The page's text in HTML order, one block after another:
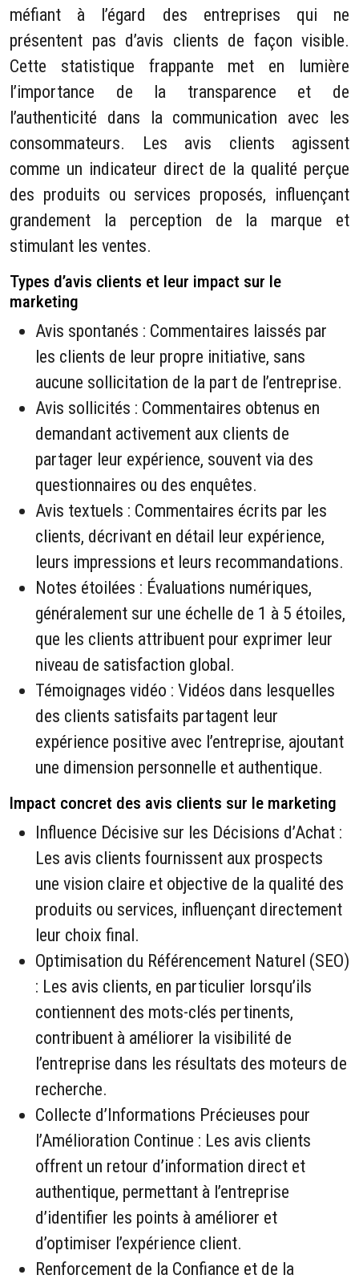
méfiant à l’égard des entreprises qui ne
présentent pas d’avis clients de façon visible.
Cette statistique frappante met en lumière
l’importance de la transparence et de
l’authenticité dans la communication avec les
consommateurs. Les avis clients agissent
comme un indicateur direct de la qualité perçue
des produits ou services proposés, influençant
grandement la perception de la marque et
stimulant les ventes.
Types d’avis clients et leur impact sur le
marketing
Avis spontanés : Commentaires laissés par
les clients de leur propre initiative, sans
aucune sollicitation de la part de l’entreprise.
Avis sollicités : Commentaires obtenus en
demandant activement aux clients de
partager leur expérience, souvent via des
questionnaires ou des enquêtes.
Avis textuels : Commentaires écrits par les
clients, décrivant en détail leur expérience,
leurs impressions et leurs recommandations.
Notes étoilées : Évaluations numériques,
généralement sur une échelle de 1 à 5 étoiles,
que les clients attribuent pour exprimer leur
niveau de satisfaction global.
Témoignages vidéo : Vidéos dans lesquelles
des clients satisfaits partagent leur
expérience positive avec l’entreprise, ajoutant
une dimension personnelle et authentique.
Impact concret des avis clients sur le marketing
Influence Décisive sur les Décisions d’Achat :
Les avis clients fournissent aux prospects
une vision claire et objective de la qualité des
produits ou services, influençant directement
leur choix final.
Optimisation du Référencement Naturel (SEO)
: Les avis clients, en particulier lorsqu’ils
contiennent des mots-clés pertinents,
contribuent à améliorer la visibilité de
l’entreprise dans les résultats des moteurs de
recherche.
Collecte d’Informations Précieuses pour
l’Amélioration Continue : Les avis clients
offrent un retour d’information direct et
authentique, permettant à l’entreprise
d’identifier les points à améliorer et
d’optimiser l’expérience client.
Renforcement de la Confiance et de la